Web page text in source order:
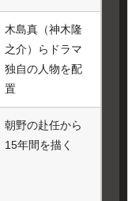
木島真（神木隆
之介）らドラマ
独自の人物を配
置
朝野の赴任から
15年間を描く